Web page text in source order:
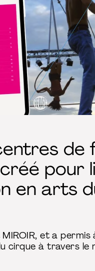
de
pour
en arts
et a permis
cirque à travers